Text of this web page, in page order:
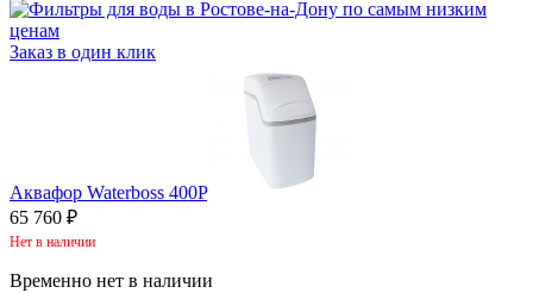
Заказ в один клик
Аквафор Waterboss 400P
65 760 ₽
Нет в наличии
Временно нет в наличии